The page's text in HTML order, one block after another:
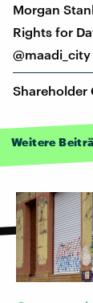
Morgan
Rights for
Shareholder
Weitere